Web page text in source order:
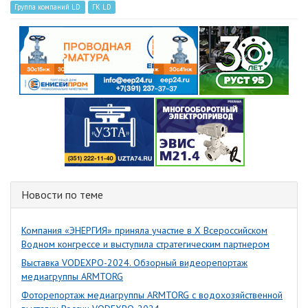
Группа компаний LD ГК LD
Новости по теме
Компания «ЭНЕРГИЯ» приняла участие в X Всероссийском
Водном конгрессе и выступила стратегическим партнером
Выставка VODEXPO-2024. Обзорный видеорепортаж
медиагруппы ARMTORG
Фоторепортаж медиагруппы ARMTORG с водохозяйственной